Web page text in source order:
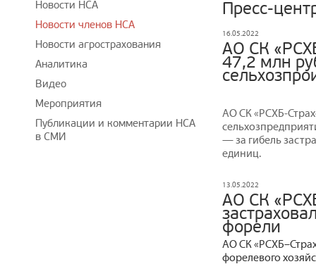
Пресс-
16.05.2022
АО СК
47,2 млн
АО СК
— за гибель
единиц.
13.05.2022
АО СК
форели
АО СК
форелевого
Новости НСА
Новости членов НСА
Новости агрострахования
Аналитика
Видео
Мероприятия
Публикации и комментарии НСА
в СМИ